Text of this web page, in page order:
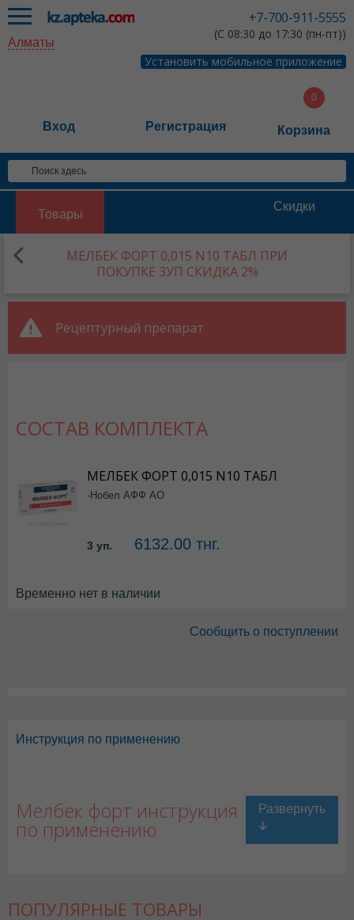
+7-700-911-5555
(С 08:30 до 17:30 (пн-пт))
Установить мобильное приложение
Алматы
Вход Регистрация Корзина
Товары
Скидки
МЕЛБЕК ФОРТ 0,015 N10 ТАБЛ ПРИ
ПОКУПКЕ 3УП СКИДКА 2%
Рецептурный препарат
Временно нет в наличии
Сообщить о поступлении
СОСТАВ КОМПЛЕКТА
МЕЛБЕК ФОРТ 0,015 N10 ТАБЛ
-Нобел АФФ АО
3 уп. 6132.00 тнг.
Инструкция по применению
Мелбек форт инструкция
по применению
ПОПУЛЯРНЫЕ ТОВАРЫ